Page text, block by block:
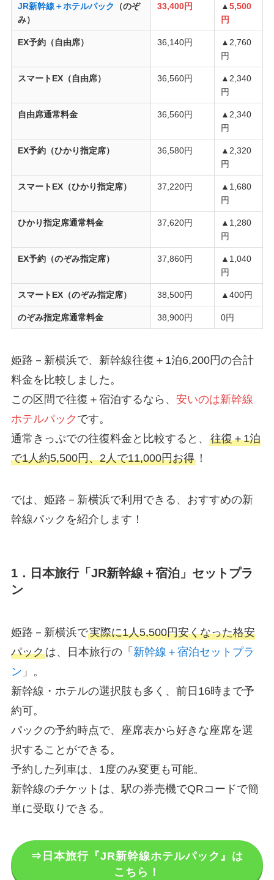
JR新幹線＋ホテルパック
（のぞ
み）
33,400円 ▲5,500
円
EX予約（自由席） 36,140円
▲2,760
円
スマートEX（自由席） 36,560円
▲2,340
円
自由席通常料金 36,560円
▲2,340
円
EX予約（ひかり指定席） 36,580円
▲2,320
円
スマートEX（ひかり指定席） 37,220円
▲1,680
円
ひかり指定席通常料金 37,620円
▲1,280
円
EX予約（のぞみ指定席） 37,860円
▲1,040
円
スマートEX（のぞみ指定席） 38,500円 ▲400円
のぞみ指定席通常料金 38,900円 0円
姫路－新横浜で、新幹線往復＋1泊6,200円の合計
料金を比較しました。
この区間で往復＋宿泊するなら、 安いのは新幹線
ホテルパック です。
通常きっぷでの往復料金と比較すると、 往復＋1泊
で1人約5,500円、2人で11,000円お得！
では、姫路－新横浜で利用できる、おすすめの新
幹線パックを紹介します！
1．日本旅行「JR新幹線＋宿泊」セットプラ
ン
姫路－新横浜で実際に1人5,500円安くなった格安
パックは、日本旅行の「 新幹線＋宿泊セットプラ
ン 」。
新幹線・ホテルの選択肢も多く、前日16時まで予
約可。
パックの予約時点で、座席表から好きな座席を選
択することができる。
予約した列車は、1度のみ変更も可能。
新幹線のチケットは、駅の券売機でQRコードで簡
単に受取りできる。
⇒日本旅行『JR新幹線ホテルパック』は
こちら！